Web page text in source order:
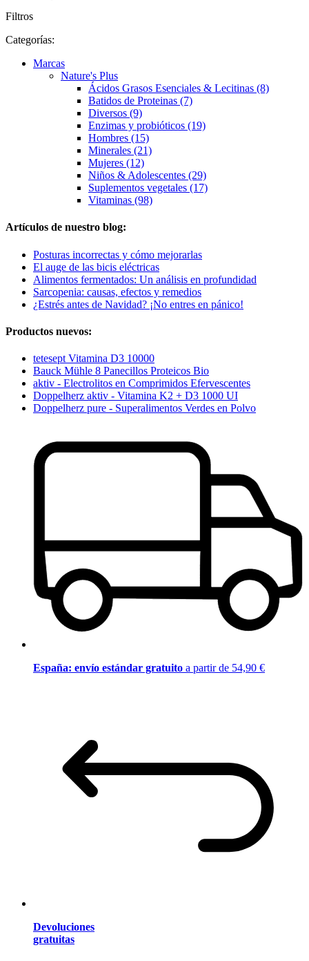
Filtros
Categorías:
Marcas
Nature's Plus
Ácidos Grasos Esenciales & Lecitinas (8)
Batidos de Proteinas (7)
Diversos (9)
Enzimas y probióticos (19)
Hombres (15)
Minerales (21)
Mujeres (12)
Niños & Adolescentes (29)
Suplementos vegetales (17)
Vitaminas (98)
Artículos de nuestro blog:
Posturas incorrectas y cómo mejorarlas
El auge de las bicis eléctricas
Alimentos fermentados: Un análisis en profundidad
Sarcopenia: causas, efectos y remedios
¿Estrés antes de Navidad? ¡No entres en pánico!
Productos nuevos:
tetesept Vitamina D3 10000
Bauck Mühle 8 Panecillos Proteicos Bio
aktiv - Electrolitos en Comprimidos Efervescentes
Doppelherz aktiv - Vitamina K2 + D3 1000 UI
Doppelherz pure - Superalimentos Verdes en Polvo
España: envío estándar gratuito a partir de 54,90 €
Devoluciones
gratuitas